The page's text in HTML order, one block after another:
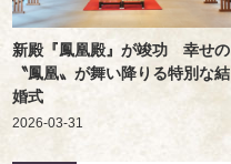
新殿『鳳凰殿』が竣功 幸せの
〝鳳凰〟が舞い降りる特別な結
婚式
2026-03-31